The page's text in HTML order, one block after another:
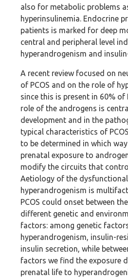
also for metabolic problems
hyperinsulinemia. Endocrine
patients is marked for deep
central and peripheral level
hyperandrogenism and
A recent review focused on
of PCOS and on the role of
since this is present in 60% of
role of the androgens is
development and in the
typical characteristics of
to be determined in which
prenatal exposure to
modify the circuits that
Aetiology of the
hyperandrogenism is
PCOS could onset between
different genetic and
factors: among genetic
hyperandrogenism, insulin-
insulin secretion, while
factors we find the exposure
prenatal life to